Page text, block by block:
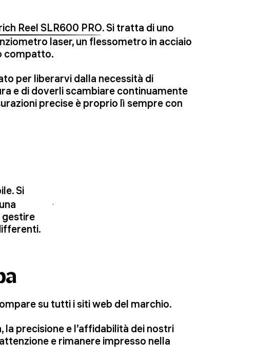
Reel SLR600 PRO. Si tratta di uno
laser, un flessometro in acciaio
compatto.
per liberarvi dalla necessità di
e di doverli scambiare continuamente
precise è proprio lì sempre con
Si
gestire
su tutti i siti web del marchio.
precisione e l’affidabilità dei nostri
e rimanere impresso nella